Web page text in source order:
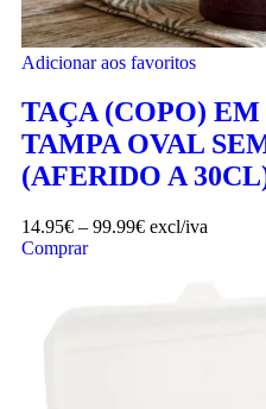
Adicionar aos favoritos
TAÇA (COPO)
TAMPA OVAL
(AFERIDO A
14.95€ – 99.99€ excl/iva
Comprar